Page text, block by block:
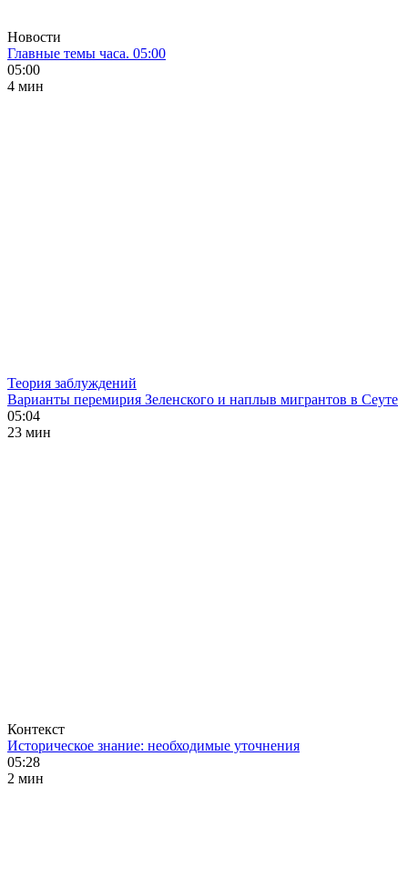
Новости
Главные темы часа. 05:00
05:00
4 мин
Теория заблуждений
Варианты перемирия Зеленского и наплыв мигрантов в Сеуте
05:04
23 мин
Контекст
Историческое знание: необходимые уточнения
05:28
2 мин